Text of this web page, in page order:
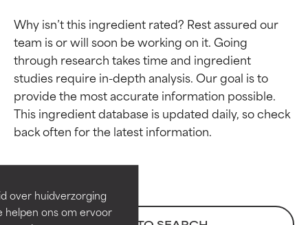
over huidverzorging
helpen ons om ervoor
Why isn’t this ingredient rated? Rest assured our
team is or will soon be working on it. Going
through research takes time and ingredient
studies require in-depth analysis. Our goal is to
provide the most accurate information possible.
This ingredient database is updated daily, so check
Beoordelingen van
ingrediënten
Bewezen en ondersteund door
onafhankelijk onderzoek.
Beoordelingen van
ingrediënten
Bewezen en ondersteund door
onafhankelijk onderzoek.